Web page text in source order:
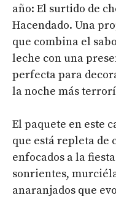
año: El surtido de
Hacendado. Una
que combina el
leche con una
perfecta para
la noche más
El paquete en este
que está repleta de
enfocados a la
sonrientes,
anaranjados que